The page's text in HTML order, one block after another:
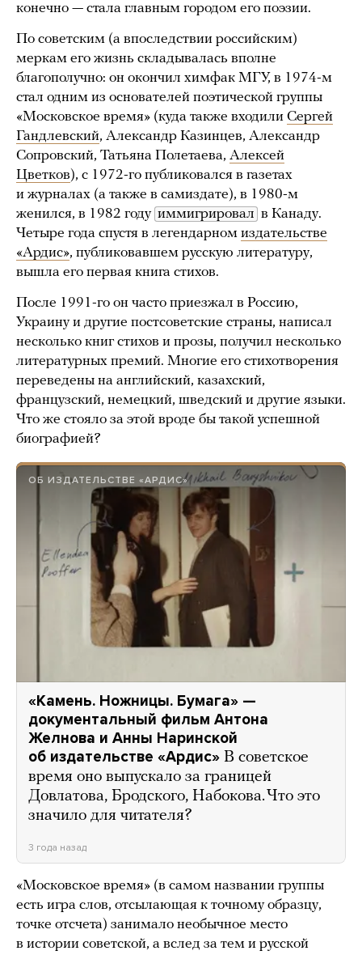
конечно — стала главным городом его поэзии.
По советским (а впоследствии российским)
меркам его жизнь складывалась вполне
благополучно: он окончил химфак МГУ, в 1974-м
стал одним из основателей поэтической группы
«Московское время» (куда также входили Сергей
Гандлевский, Александр Казинцев, Александр
Сопровский, Татьяна Полетаева, Алексей
Цветков), с 1972-го публиковался в газетах
и журналах (а также в самиздате), в 1980-м
женился, в 1982 году иммигрировал в Канаду.
Четыре года спустя в легендарном издательстве
«Ардис», публиковавшем русскую литературу,
вышла его первая книга стихов.
После 1991-го он часто приезжал в Россию,
Украину и другие постсоветские страны, написал
несколько книг стихов и прозы, получил несколько
литературных премий. Многие его стихотворения
переведены на английский, казахский,
французский, немецкий, шведский и другие языки.
Что же стояло за этой вроде бы такой успешной
биографией?
ОБ ИЗДАТЕЛЬСТВЕ «АРДИС»
«Камень. Ножницы. Бумага» —
документальный фильм Антона
Желнова и Анны Наринской
об издательстве «Ардис» В советское
время оно выпускало за границей
Довлатова, Бродского, Набокова. Что это
значило для читателя?
3 года назад
«Московское время» (в самом названии группы
есть игра слов, отсылающая к точному образцу,
точке отсчета) занимало необычное место
в истории советской, а вслед за тем и русской